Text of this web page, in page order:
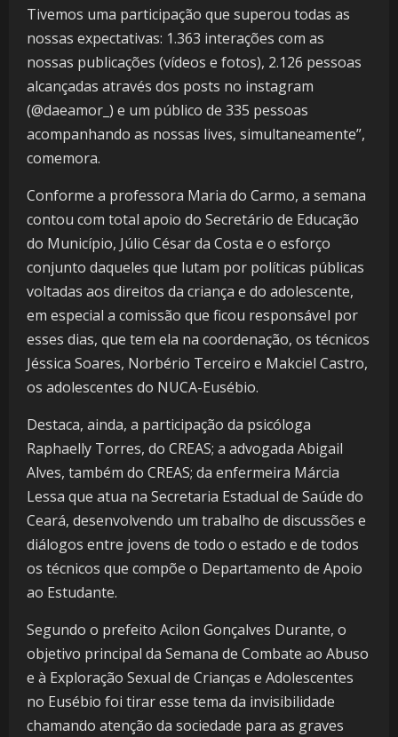
Tivemos uma participação que superou todas as
nossas expectativas: 1.363 interações com as
nossas publicações (vídeos e fotos), 2.126 pessoas
alcançadas através dos posts no instagram
(@daeamor_) e um público de 335 pessoas
acompanhando as nossas lives, simultaneamente”,
comemora.
Conforme a professora Maria do Carmo, a semana
contou com total apoio do Secretário de Educação
do Município, Júlio César da Costa e o esforço
conjunto daqueles que lutam por políticas públicas
voltadas aos direitos da criança e do adolescente,
em especial a comissão que ficou responsável por
esses dias, que tem ela na coordenação, os técnicos
Jéssica Soares, Norbério Terceiro e Makciel Castro,
os adolescentes do NUCA-Eusébio.
Destaca, ainda, a participação da psicóloga
Raphaelly Torres, do CREAS; a advogada Abigail
Alves, também do CREAS; da enfermeira Márcia
Lessa que atua na Secretaria Estadual de Saúde do
Ceará, desenvolvendo um trabalho de discussões e
diálogos entre jovens de todo o estado e de todos
os técnicos que compõe o Departamento de Apoio
ao Estudante.
Segundo o prefeito Acilon Gonçalves Durante, o
objetivo principal da Semana de Combate ao Abuso
e à Exploração Sexual de Crianças e Adolescentes
no Eusébio foi tirar esse tema da invisibilidade
chamando atenção da sociedade para as graves